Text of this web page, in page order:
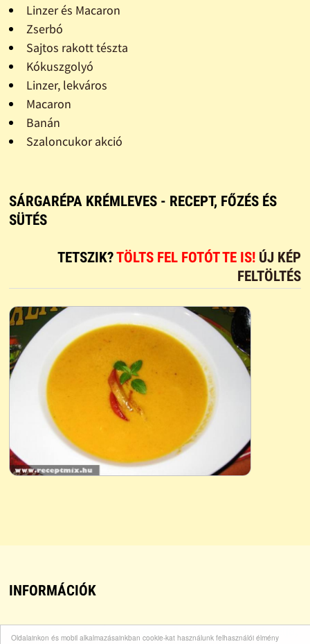
Oldalainkon és mobil alkalmazásainkban cookie-kat használunk felhasználói élmény
Linzer és Macaron
Zserbó
Sajtos rakott tészta
Kókuszgolyó
Linzer, lekváros
Macaron
Banán
Szaloncukor akció
SÁRGARÉPA KRÉMLEVES - RECEPT, FŐZÉS ÉS
SÜTÉS
TETSZIK?TÖLTS FEL FOTÓT TE IS! ÚJ KÉP
FELTÖLTÉS
INFORMÁCIÓK
Areceptekésfőzési receptekvilágában oldalunk célja,